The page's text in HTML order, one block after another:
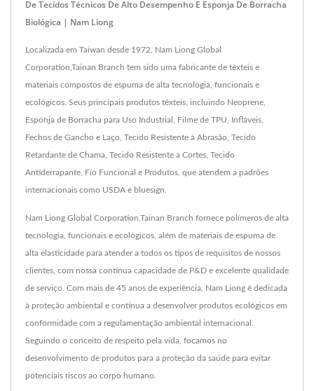
De Tecidos Técnicos De Alto Desempenho E Esponja De Borracha
Biológica | Nam Liong
Localizada em Taiwan desde 1972, Nam Liong Global
Corporation,Tainan Branch tem sido uma fabricante de têxteis e
materiais compostos de espuma de alta tecnologia, funcionais e
ecológicos. Seus principais produtos têxteis, incluindo Neoprene,
Esponja de Borracha para Uso Industrial, Filme de TPU, Infláveis,
Fechos de Gancho e Laço, Tecido Resistente à Abrasão, Tecido
Retardante de Chama, Tecido Resistente a Cortes, Tecido
Antiderrapante, Fio Funcional e Produtos, que atendem a padrões
internacionais como USDA e bluesign.
Nam Liong Global Corporation,Tainan Branch fornece polímeros de alta
tecnologia, funcionais e ecológicos, além de materiais de espuma de
alta elasticidade para atender a todos os tipos de requisitos de nossos
clientes, com nossa contínua capacidade de P&D e excelente qualidade
de serviço. Com mais de 45 anos de experiência, Nam Liong é dedicada
à proteção ambiental e continua a desenvolver produtos ecológicos em
conformidade com a regulamentação ambiental internacional.
Seguindo o conceito de respeito pela vida, focamos no
desenvolvimento de produtos para a proteção da saúde para evitar
potenciais riscos ao corpo humano.